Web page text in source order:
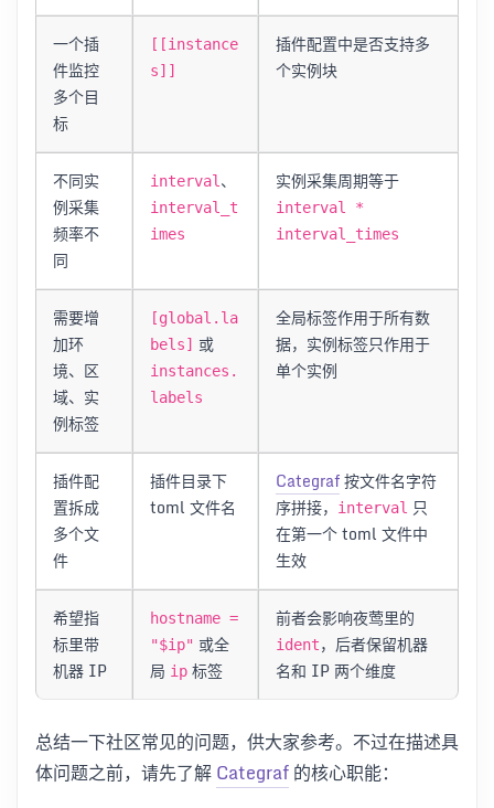
一个插
件监控
多个目
标
[[instance
s]]
插件配置中是否支持多
个实例块
不同实
例采集
频率不
同
interval 、
interval_t
imes
实例采集周期等于
interval *
interval_times
需要增
加环
境、区
域、实
例标签
[global.la
bels] 或
instances.
labels
全局标签作用于所有数
据，实例标签只作用于
单个实例
插件配
置拆成
多个文
件
插件目录下
toml 文件名
Categraf按文件名字符
序拼接，
interval 只
在第一个 toml 文件中
生效
希望指
标里带
机器 IP
hostname =
"$ip" 或全
局 ip 标签
前者会影响夜莺里的
ident，后者保留机器
名和 IP 两个维度
总结一下社区常见的问题，供大家参考。不过在描述具
体问题之前，请先了解Categraf的核心职能：